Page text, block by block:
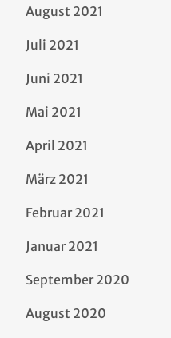
August 2021
Juli 2021
Juni 2021
Mai 2021
April 2021
März 2021
Februar 2021
Januar 2021
September 2020
August 2020